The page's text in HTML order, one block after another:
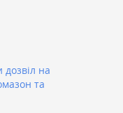
на
та